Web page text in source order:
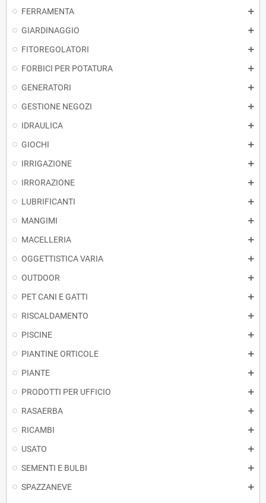
FERRAMENTA
GIARDINAGGIO
FITOREGOLATORI
FORBICI PER POTATURA
GENERATORI
GESTIONE NEGOZI
IDRAULICA
GIOCHI
IRRIGAZIONE
IRRORAZIONE
LUBRIFICANTI
MANGIMI
MACELLERIA
OGGETTISTICA VARIA
OUTDOOR
PET CANI E GATTI
RISCALDAMENTO
PISCINE
PIANTINE ORTICOLE
PIANTE
PRODOTTI PER UFFICIO
RASAERBA
RICAMBI
USATO
SEMENTI E BULBI
SPAZZANEVE